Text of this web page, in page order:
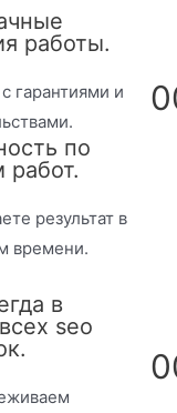
работы.
гарантиями и
по
работ.
результат в
времени.
в
seo